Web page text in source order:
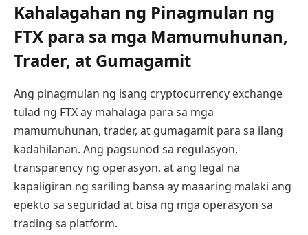
Kahalagahan ng Pinagmulan ng
FTX para sa mga Mamumuhunan,
Trader, at Gumagamit
Ang pinagmulan ng isang cryptocurrency exchange
tulad ng FTX ay mahalaga para sa mga
mamumuhunan, trader, at gumagamit para sa ilang
kadahilanan. Ang pagsunod sa regulasyon,
transparency ng operasyon, at ang legal na
kapaligiran ng sariling bansa ay maaaring malaki ang
epekto sa seguridad at bisa ng mga operasyon sa
trading sa platform.